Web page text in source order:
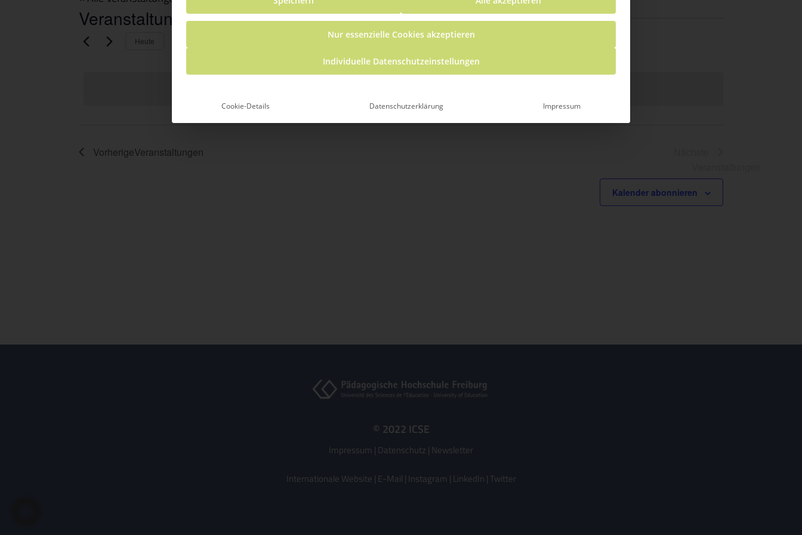
Veranstaltungen von diesem veranstalter
Heute Anstehende
wählen.
VorherigeVeranstaltungen
Kalender abonnieren
© 2022 ICSE
Impressum | Datenschutz | Newsletter
Internationale Website | E-Mail | Instagram | LinkedIn | Twitter
Nur essenzielle Cookies akzeptieren
Individuelle Datenschutzeinstellungen
Cookie-Details Datenschutzerklärung Impressum